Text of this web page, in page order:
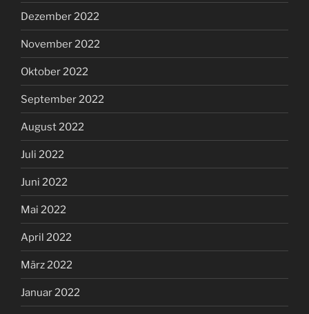
November 2021
Oktober 2021
September 2021
August 2021
Juli 2021
Juni 2021
Mai 2021
April 2021
Februar 2021
Januar 2021
Dezember 2020